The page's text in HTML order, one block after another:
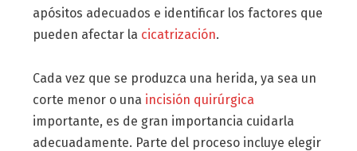
apósitos adecuados e identificar los factores que
pueden afectar la cicatrización.
Cada vez que se produzca una herida, ya sea un
corte menor o una incisión quirúrgica
importante, es de gran importancia cuidarla
adecuadamente. Parte del proceso incluye elegir